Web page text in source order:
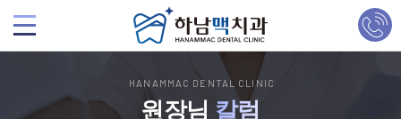
HANAMMAC DENTAL CLINIC
원장님 칼럼